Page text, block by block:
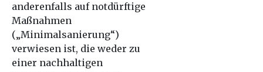
anderenfalls auf notdürftige
Maßnahmen
(„Minimalsanierung“)
verwiesen ist, die weder zu
einer nachhaltigen